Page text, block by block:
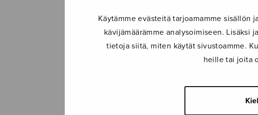
Käytämme evästeitä tarjoamamme sisällön
kävijämäärämme analysoimiseen. Lisäksi
tietoja siitä, miten käytät sivustoamme.
heille tai joita
MUUT